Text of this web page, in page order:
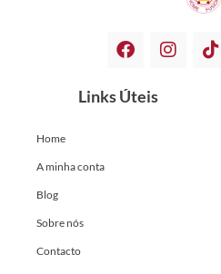
Links Úteis
Home
A minha conta
Blog
Sobre nós
Contacto